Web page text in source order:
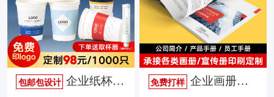
包邮包设计 企业纸杯定制 免费打样企业画册定制